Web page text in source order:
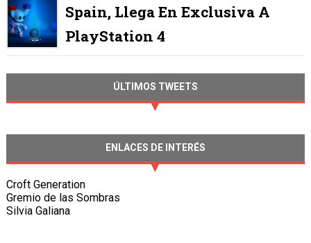
Spain, Llega En Exclusiva A
PlayStation 4
ÚLTIMOS TWEETS
ENLACES DE INTERÉS
Croft Generation
Gremio de las Sombras
Silvia Galiana